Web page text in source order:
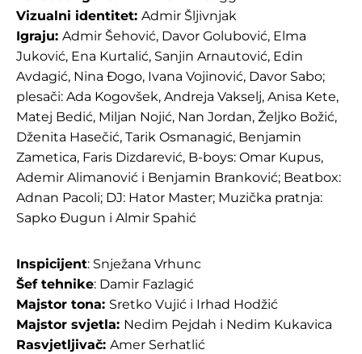
Vizualni identitet: Admir Šljivnjak
Igraju: Admir Šehović, Davor Golubović, Elma
Juković, Ena Kurtalić, Sanjin Arnautović, Edin
Avdagić, Nina Đogo, Ivana Vojinović, Davor Sabo;
plesači: Ada Kogovšek, Andreja Vakselj, Anisa Kete,
Matej Bedić, Miljan Nojić, Nan Jordan, Željko Božić,
Dženita Hasečić, Tarik Osmanagić, Benjamin
Zametica, Faris Dizdarević, B-boys: Omar Kupus,
Ademir Alimanović i Benjamin Branković; Beatbox:
Adnan Pacoli; DJ: Hator Master; Muzička pratnja:
Sapko Đugun i Almir Spahić
Inspicijent: Snježana Vrhunc
Šef tehnike: Damir Fazlagić
Majstor tona: Sretko Vujić i Irhad Hodžić
Majstor svjetla: Nedim Pejdah i Nedim Kukavica
Rasvjetljivač: Amer Serhatlić